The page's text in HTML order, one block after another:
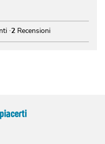
2 Recensioni